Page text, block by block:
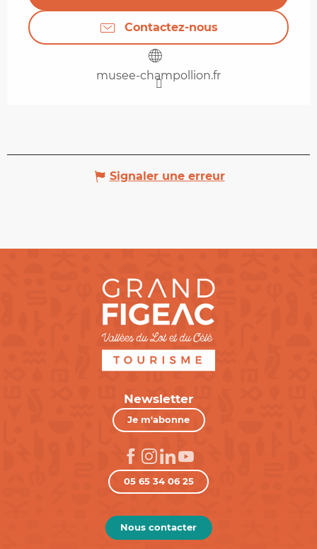
Contactez-nous
musee-champollion.fr
Signaler une erreur
Newsletter
Je m'abonne
05 65 34 06 25
Nous contacter